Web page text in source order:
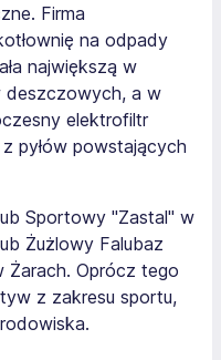
Firma
na odpady
największą w
deszczowych, a w
elektrofiltr
pyłów powstających
Sportowy "Zastal" w
Żużlowy Falubaz
Żarach. Oprócz tego
z zakresu sportu,